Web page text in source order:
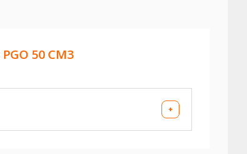
PGO 50 CM3
+